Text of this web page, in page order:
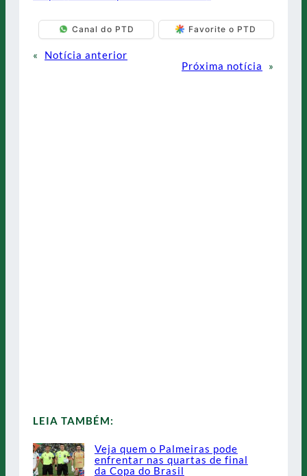
Canal do PTD Favorite o PTD
«
Notícia anterior
Próxima notícia
»
LEIA TAMBÉM:
Veja quem o Palmeiras pode
enfrentar nas quartas de final
da Copa do Brasil